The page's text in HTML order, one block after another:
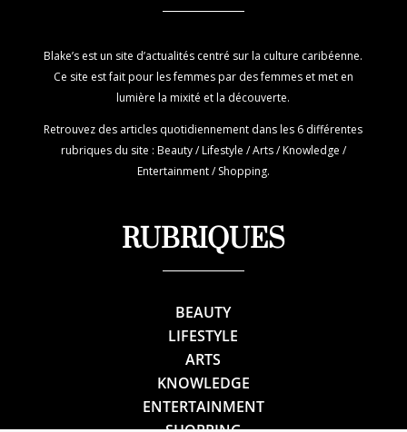
Blake’s est un site d’actualités centré sur la culture caribéenne.
Ce site est fait pour les femmes par des femmes et met en
lumière la mixité et la découverte.
Retrouvez des articles quotidiennement dans les 6 différentes
rubriques du site : Beauty / Lifestyle / Arts / Knowledge /
Entertainment / Shopping.
RUBRIQUES
BEAUTY
LIFESTYLE
ARTS
KNOWLEDGE
ENTERTAINMENT